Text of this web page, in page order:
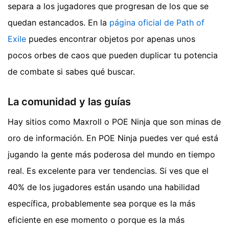
separa a los jugadores que progresan de los que se
quedan estancados. En la página oficial de Path of
Exile puedes encontrar objetos por apenas unos
pocos orbes de caos que pueden duplicar tu potencia
de combate si sabes qué buscar.
La comunidad y las guías
Hay sitios como Maxroll o POE Ninja que son minas de
oro de información. En POE Ninja puedes ver qué está
jugando la gente más poderosa del mundo en tiempo
real. Es excelente para ver tendencias. Si ves que el
40% de los jugadores están usando una habilidad
específica, probablemente sea porque es la más
eficiente en ese momento o porque es la más